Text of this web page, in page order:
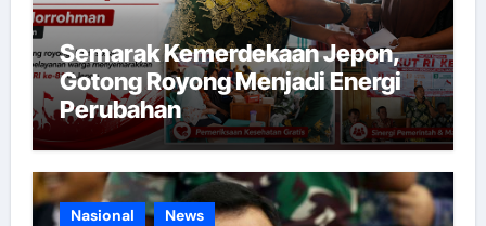
Semarak Kemerdekaan Jepon,
Gotong Royong Menjadi Energi
Perubahan
Nasional News